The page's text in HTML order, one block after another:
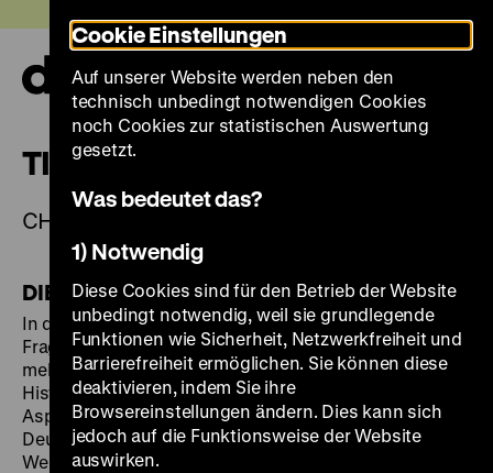
zum
Seiteninhalt
springen
TIGERGABEL (FU PA)
CHINA, 19. JAHRHUNDERT
DIE AUSSTELLUNG
In der Ausstellung "Deutscher Kolonialismus.
Fragmente seiner Geschichte und Gegenwart" mit
mehr als 500 Exponaten befasst sich das Deutsche
Historische Museum erstmals mit den verschiedenen
Aspekten des deutschen Kolonialismus. Obwohl das
Deutsche Reich von 1884 bis zum Ende des Ersten
Weltkriegs 1918 eine der großen europäischen
Cookie Einstellungen
Auf unserer Website werden neben den
technisch unbedingt notwendigen Cookies
noch Cookies zur statistischen Auswertung
gesetzt.
Was bedeutet das?
1) Notwendig
Diese Cookies sind für den Betrieb der Website
unbedingt notwendig, weil sie grundlegende
Funktionen wie Sicherheit, Netzwerkfreiheit und
Barrierefreiheit ermöglichen. Sie können diese
deaktivieren, indem Sie ihre
Browsereinstellungen ändern. Dies kann sich
jedoch auf die Funktionsweise der Website
auswirken.